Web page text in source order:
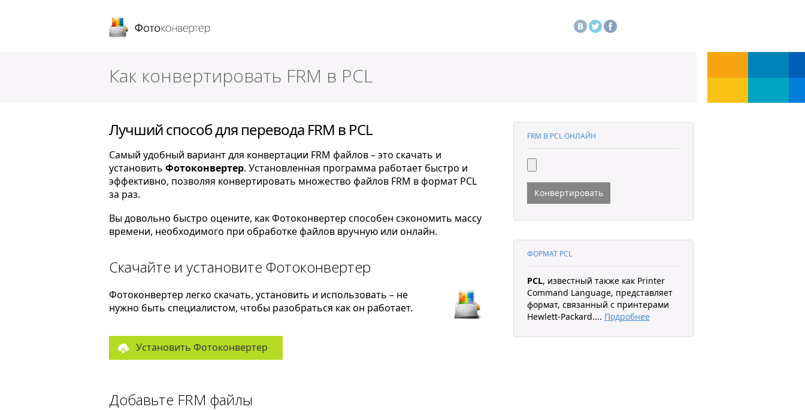
Как конвертировать FRM в PCL
Лучший способ для перевода FRM в PCL
Самый удобный вариант для конвертации FRM файлов – это скачать и
установить Фотоконвертер. Установленная программа работает быстро и
эффективно, позволяя конвертировать множество файлов FRM в формат PCL
за раз.
Вы довольно быстро оцените, как Фотоконвертер способен сэкономить массу
времени, необходимого при обработке файлов вручную или онлайн.
Скачайте и установите Фотоконвертер
Фотоконвертер легко скачать, установить и использовать – не
нужно быть специалистом, чтобы разобраться как он работает.
Установить Фотоконвертер
Добавьте FRM файлы
FRM В PCL ОНЛАЙН
Конвертировать
ФОРМАТ PCL
PCL, известный также как Printer
Command Language, представляет
формат, связанный с принтерами
Hewlett-Packard.... Подробнее